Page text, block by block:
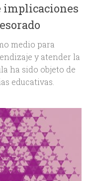
medio para
y atender la
ha sido objeto de
educativas.